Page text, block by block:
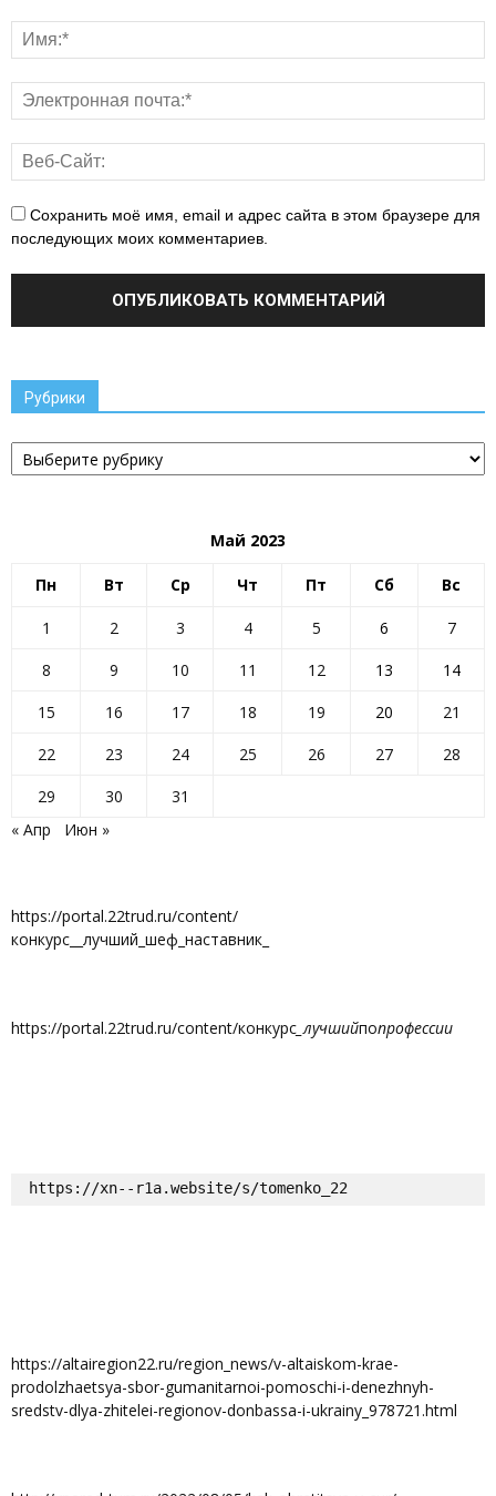
Сохранить моё имя, email и адрес сайта в этом браузере для
последующих моих комментариев.
Рубрики
Рубрики
Май 2023
Пн Вт Ср Чт Пт Сб Вс
1 2 3 4 5 6
7
8
9 10 11 12 13
14
15
16 17 18 19 20
21
22
23 24 25 26 27
28
29
30
31
« Апр
Июн »
https://portal.22trud.ru/content/
конкурс__лучший_шеф_наставник_
https://portal.22trud.ru/content/конкурс _лучшийпопрофессии
https://xn--r1a.website/s/tomenko_22
https://altairegion22.ru/region_news/v-altaiskom-krae-
prodolzhaetsya-sbor-gumanitarnoi-pomoschi-i-denezhnyh-
sredstv-dlya-zhitelei-regionov-donbassa-i-ukrainy_978721.html